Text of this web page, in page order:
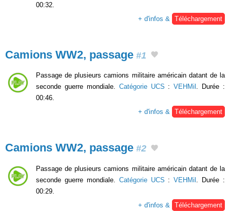
00:32.
+ d'infos &
Téléchargement
Camions WW2, passage #1
Passage de plusieurs camions militaire américain datant de la
seconde guerre mondiale. Catégorie UCS :VEHMil . Durée :
00:46.
+ d'infos & Téléchargement
Camions WW2, passage #2
Passage de plusieurs camions militaire américain datant de la
seconde guerre mondiale. Catégorie UCS :VEHMil
. Durée :
00:29.
+ d'infos &
Téléchargement